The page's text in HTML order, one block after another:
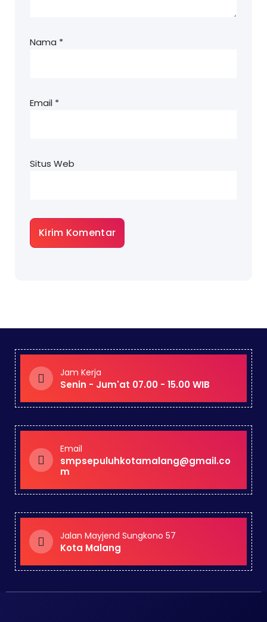
Nama *
Email *
Situs Web
Jam Kerja
Senin - Jum'at 07.00 - 15.00 WIB
Email
smpsepuluhkotamalang@gmail.co
m
Jalan Mayjend Sungkono 57
Kota Malang